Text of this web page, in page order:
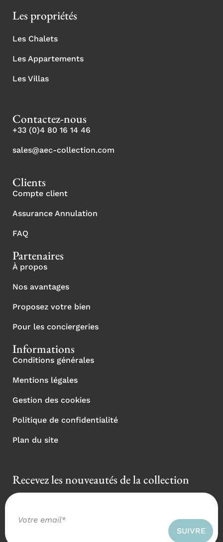
Les propriétés
Les Chalets
Les Appartements
Les Villas
Contactez-nous
+33 (0)4 80 16 14 46
sales@aec-collection.com
Clients
Compte client
Assurance Annulation
FAQ
Partenaires
À propos
Nos avantages
Proposez votre bien
Pour les conciergeries
Informations
Conditions générales
Mentions légales
Gestion des cookies
Politique de confidentialité
Plan du site
Recevez les nouveautés de la collection